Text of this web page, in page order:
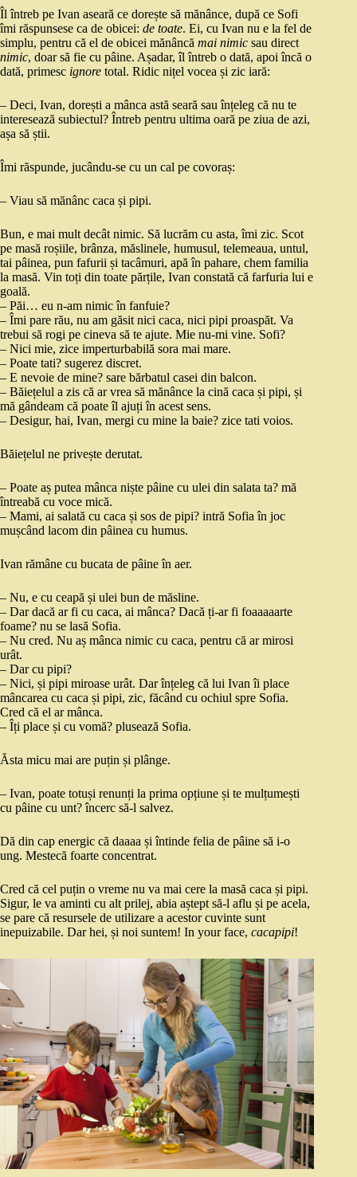
Îl întreb pe Ivan aseară ce dorește să mănânce, după ce Sofi
îmi răspunsese ca de obicei: de toate. Ei, cu Ivan nu e la fel de
simplu, pentru că el de obicei mănâncă mai nimic sau direct
nimic, doar să fie cu pâine. Așadar, îl întreb o dată, apoi încă o
dată, primesc ignore total. Ridic nițel vocea și zic iară:
– Deci, Ivan, dorești a mânca astă seară sau înțeleg că nu te
interesează subiectul? Întreb pentru ultima oară pe ziua de azi,
așa să știi.
Îmi răspunde, jucându-se cu un cal pe covoraș:
– Viau să mănânc caca și pipi.
Bun, e mai mult decât nimic. Să lucrăm cu asta, îmi zic. Scot
pe masă roșiile, brânza, măslinele, humusul, telemeaua, untul,
tai pâinea, pun fafurii și tacâmuri, apă în pahare, chem familia
la masă. Vin toți din toate părțile, Ivan constată că farfuria lui e
goală.
– Păi… eu n-am nimic în fanfuie?
– Îmi pare rău, nu am găsit nici caca, nici pipi proaspăt. Va
trebui să rogi pe cineva să te ajute. Mie nu-mi vine. Sofi?
– Nici mie, zice imperturbabilă sora mai mare.
– Poate tati? sugerez discret.
– E nevoie de mine? sare bărbatul casei din balcon.
– Băiețelul a zis că ar vrea să mănânce la cină caca și pipi, și
mă gândeam că poate îl ajuți în acest sens.
– Desigur, hai, Ivan, mergi cu mine la baie? zice tati voios.
Băiețelul ne privește derutat.
– Poate aș putea mânca niște pâine cu ulei din salata ta? mă
întreabă cu voce mică.
– Mami, ai salată cu caca și sos de pipi? intră Sofia în joc
mușcând lacom din pâinea cu humus.
Ivan rămâne cu bucata de pâine în aer.
– Nu, e cu ceapă și ulei bun de măsline.
– Dar dacă ar fi cu caca, ai mânca? Dacă ți-ar fi foaaaaarte
foame? nu se lasă Sofia.
– Nu cred. Nu aș mânca nimic cu caca, pentru că ar mirosi
urât.
– Dar cu pipi?
– Nici, și pipi miroase urât. Dar înțeleg că lui Ivan îi place
mâncarea cu caca și pipi, zic, făcând cu ochiul spre Sofia.
Cred că el ar mânca.
– Îți place și cu vomă? plusează Sofia.
Ăsta micu mai are puțin și plânge.
– Ivan, poate totuși renunți la prima opțiune și te mulțumești
cu pâine cu unt? încerc să-l salvez.
Dă din cap energic că daaaa și întinde felia de pâine să i-o
ung. Mestecă foarte concentrat.
Cred că cel puțin o vreme nu va mai cere la masă caca și pipi.
Sigur, le va aminti cu alt prilej, abia aștept să-l aflu și pe acela,
se pare că resursele de utilizare a acestor cuvinte sunt
inepuizabile. Dar hei, și noi suntem! In your face, cacapipi!